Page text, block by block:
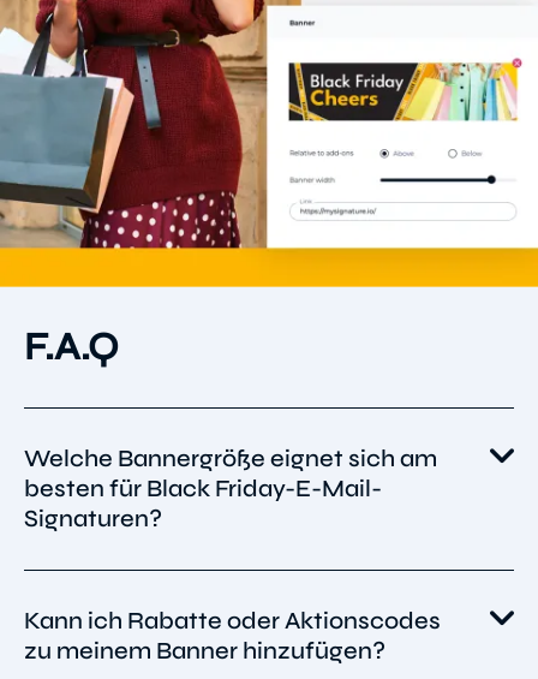
F.A.Q
Welche Bannergröße eignet sich am
besten für Black Friday-E-Mail-
Signaturen?
Pixel, um eine gute Bildqualität und schnelles
Laden zu gewährleisten. Für optimale
Kann ich Rabatte oder Aktionscodes
zu meinem Banner hinzufügen?